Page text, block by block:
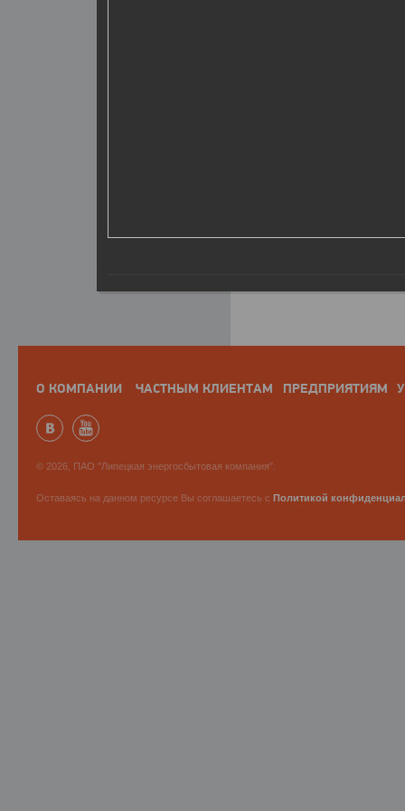
О КОМПАНИИ ЧАСТНЫМ КЛИЕНТАМ ПРЕДПРИЯТИЯМ
© 2026, ПАО "Липецкая энергосбытовая компания".
Оставаясь на данном ресурсе Вы соглашаетесь с Политикой